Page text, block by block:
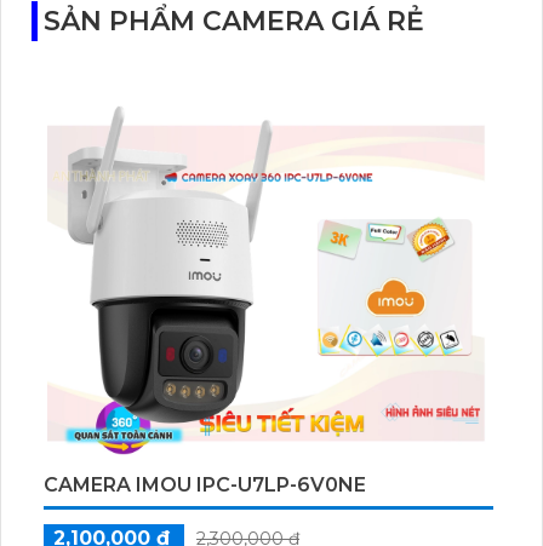
SẢN PHẨM CAMERA GIÁ RẺ
CAMERA IMOU IPC-U7LP-6V0NE
2,100,000 ₫
2,300,000 ₫